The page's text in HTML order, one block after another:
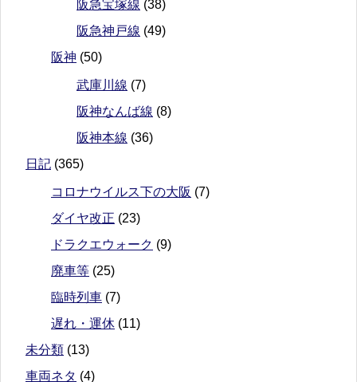
阪急宝塚線 (38)
阪急神戸線 (49)
阪神 (50)
武庫川線 (7)
阪神なんば線 (8)
阪神本線 (36)
日記 (365)
コロナウイルス下の大阪 (7)
ダイヤ改正 (23)
ドラクエウォーク (9)
廃車等 (25)
臨時列車 (7)
遅れ・運休 (11)
未分類 (13)
車両ネタ (4)